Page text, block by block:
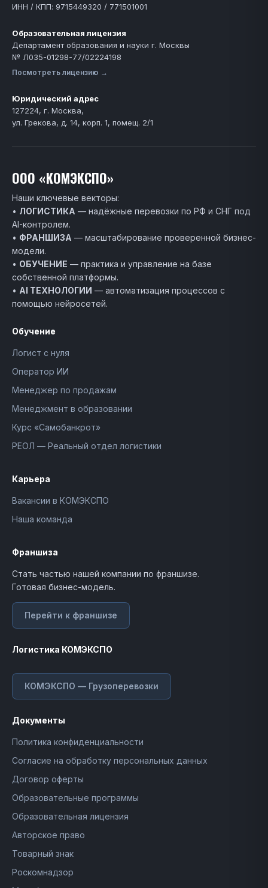
ИНН / КПП: 9715449320 / 771501001
Образовательная лицензия
Департамент образования и науки г. Москвы
№ Л035-01298-77/02224198
Посмотреть лицензию →
Юридический адрес
127224, г. Москва,
ул. Грекова, д. 14, корп. 1, помещ. 2/1
ООО «КОМЭКСПО»
Наши ключевые векторы:
• ЛОГИСТИКА — надёжные перевозки по РФ и СНГ под
AI-контролем.
• ФРАНШИЗА — масштабирование проверенной бизнес-
модели.
• ОБУЧЕНИЕ — практика и управление на базе
собственной платформы.
• AI ТЕХНОЛОГИИ — автоматизация процессов с
помощью нейросетей.
Обучение
Логист с нуля
Оператор ИИ
Менеджер по продажам
Менеджмент в образовании
Курс «Самобанкрот»
РЕОЛ — Реальный отдел логистики
Карьера
Вакансии в КОМЭКСПО
Наша команда
Франшиза
Стать частью нашей компании по франшизе.
Готовая бизнес-модель.
Перейти к франшизе
Логистика КОМЭКСПО
КОМЭКСПО — Грузоперевозки
Документы
Политика конфиденциальности
Согласие на обработку персональных данных
Договор оферты
Образовательные программы
Образовательная лицензия
Авторское право
Товарный знак
Роскомнадзор